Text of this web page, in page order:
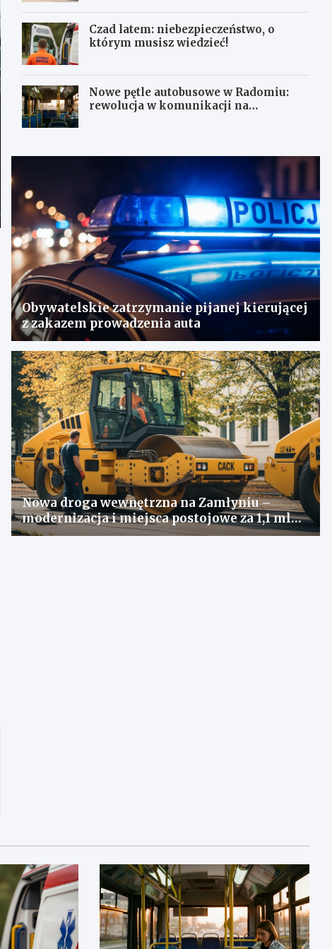
Czad latem: niebezpieczeństwo, o
którym musisz wiedzieć!
Nowe pętle autobusowe w Radomiu:
rewolucja w komunikacji na
Obywatelskie zatrzymanie pijanej kierującej
z zakazem prowadzenia auta
Nowa droga wewnętrzna na Zamłyniu –
modernizacja i miejsca postojowe za 1,1 mln
zł